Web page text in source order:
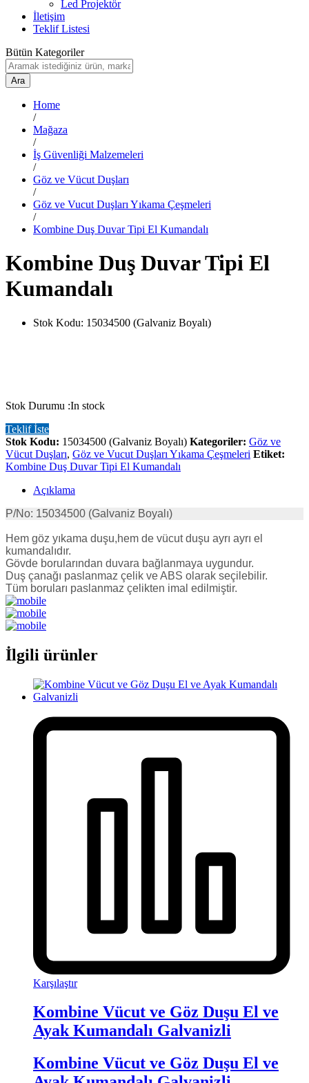
Led Projektör
İletişim
Teklif Listesi
Bütün Kategoriler
Ara
Home
/
Mağaza
/
İş Güvenliği Malzemeleri
/
Göz ve Vücut Duşları
/
Göz ve Vucut Duşları Yıkama Çeşmeleri
/
Kombine Duş Duvar Tipi El Kumandalı
Kombine Duş Duvar Tipi El
Kumandalı
Stok Kodu: 15034500 (Galvaniz Boyalı)
Stok Durumu :In stock
Teklif İste
Stok Kodu: 15034500 (Galvaniz Boyalı) Kategoriler: Göz ve
Vücut Duşları, Göz ve Vucut Duşları Yıkama Çeşmeleri Etiket:
Kombine Duş Duvar Tipi El Kumandalı
Açıklama
P/No: 15034500 (Galvaniz Boyalı)
Hem göz yıkama duşu,hem de vücut duşu ayrı ayrı el
kumandalıdır.
Gövde borularından duvara bağlanmaya uygundur.
Duş çanağı paslanmaz çelik ve ABS olarak seçilebilir.
Tüm boruları paslanmaz çelikten imal edilmiştir.
İlgili ürünler
Karşılaştır
Kombine Vücut ve Göz Duşu El ve
Ayak Kumandalı Galvanizli
Kombine Vücut ve Göz Duşu El ve